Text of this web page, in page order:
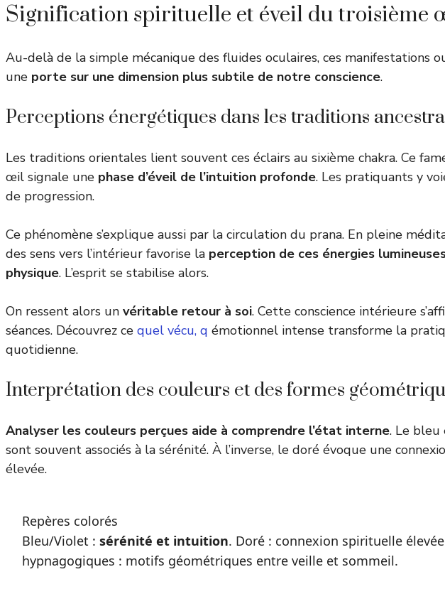
Signification spirituelle et éveil du troisième
Au-delà de la simple mécanique des fluides oculaires, ces manifestations
une porte sur une dimension plus subtile de notre conscience.
Perceptions énergétiques dans les traditions
Les traditions orientales lient souvent ces éclairs au sixième chakra. Ce
œil signale une phase d’éveil de l’intuition profonde. Les pratiquants y
de progression.
Ce phénomène s’explique aussi par la circulation du prana. En pleine
des sens vers l’intérieur favorise la perception de ces énergies
physique. L’esprit se stabilise alors.
On ressent alors un véritable retour à soi. Cette conscience intérieure
séances. Découvrez ce quel vécu, q émotionnel intense transforme la
quotidienne.
Interprétation des couleurs et des formes
Analyser les couleurs perçues aide à comprendre l’état interne. Le
sont souvent associés à la sérénité. À l’inverse, le doré évoque une
élevée.
Repères colorés
Bleu/Violet : sérénité et intuition. Doré : connexion spirituelle
hypnagogiques : motifs géométriques entre veille et sommeil.